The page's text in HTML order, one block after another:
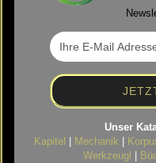
Unser
Kapitel
Mechanik
Werkzeugl